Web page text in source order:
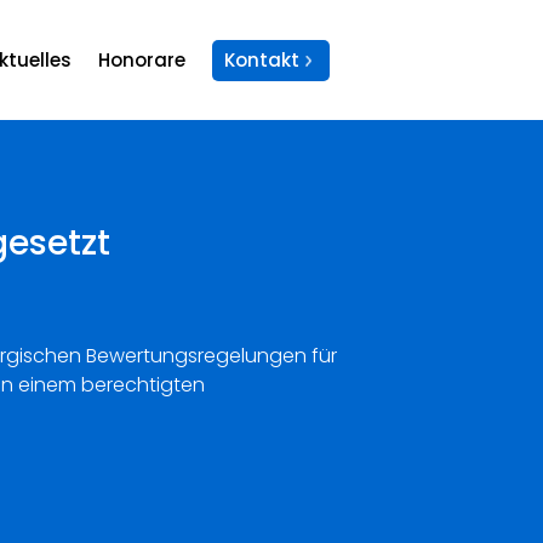
Honorare Kontakt
Bewertungsregelungen für
einem berechtigten